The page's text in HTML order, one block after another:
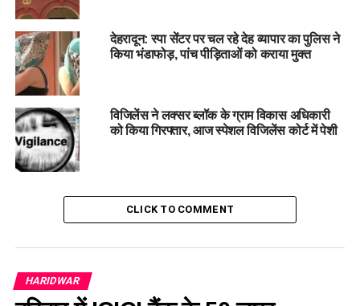
जारी किए थे। इस दौरान एसएसपी ने बताया कि फरार आरोपियों के पोस्टर
है।
RELATED TOPICS: ARRESTED.
SAFIA
THE MAIN ACCUSED IN HALDWANI VIOLENCE
WIFE OF ABDUL MALIK
एफएसटी की कार्रवाई: ग्रामीण के घर अवैध शराब की मिली थी
सुचना, तलाशी के दौरान मिले गए 26 लाख।
बिक्री, बदरीनाथ धाम में भी किया जाएगा लागू।
देहरादून: स्पा सेंटर पर चल रहे देह व्यापार का पुलिस ने
किया भंडाफोड़, पांच पीड़िताओं को कराया मुक्त
विजिलेंस ने लक्सर ब्लॉक के ग्राम विकास अधिकारी
को किया गिरफ्तार, आज स्पेशल विजिलेंस कोर्ट में पेशी
CLICK TO COMMENT
HARIDWAR